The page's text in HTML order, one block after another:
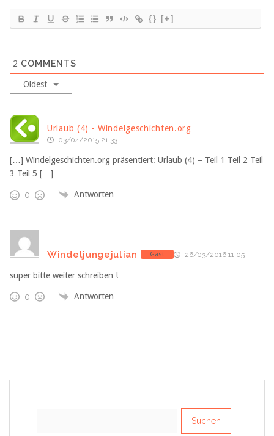
{} [+]
2 COMMENTS
Oldest
Urlaub (4) - Windelgeschichten.org
03/04/2015 21:33
[…] Windelgeschichten.org präsentiert: Urlaub (4) – Teil 1 Teil 2 Teil
3 Teil 5 […]
0 Antworten
Windeljungejulian Gast 26/03/2016 11:05
super bitte weiter schreiben !
0 Antworten